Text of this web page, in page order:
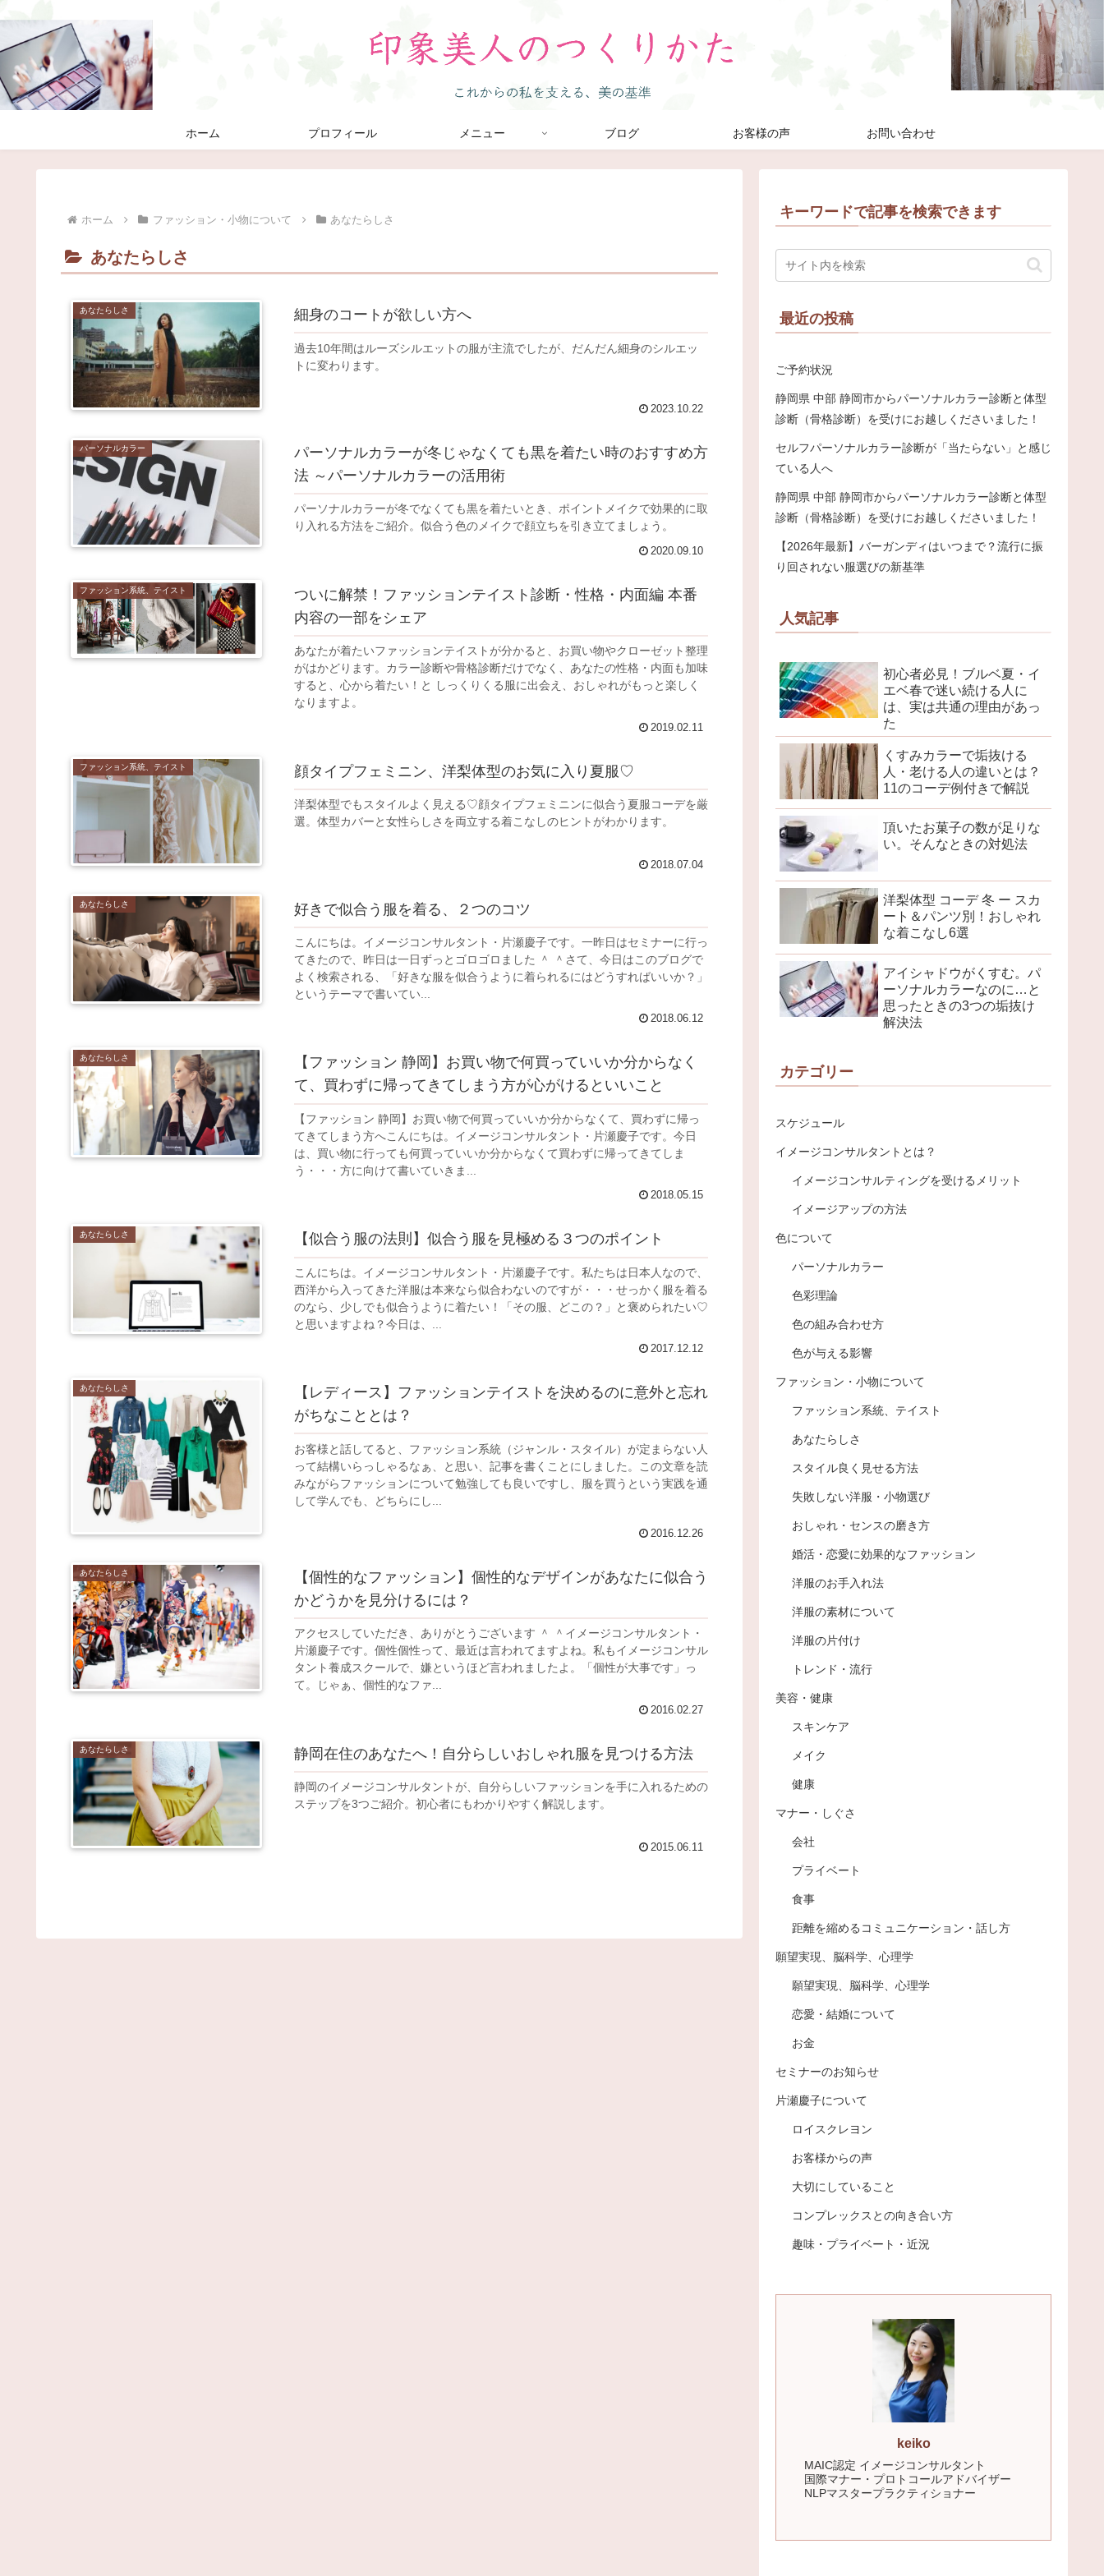
ホーム プロフィール メニュー ブログ お客様の声 お問い合わせ
ホーム ファッション・小物について あなたらしさ
あなたらしさ
あなたらしさ 細身のコートが欲しい方へ
過去10年間はルーズシルエットの服が主流でしたが、だんだん細身のシルエッ
トに変わります。
2023.10.22
パーソナルカラー
パーソナルカラーが冬じゃなくても黒を着たい時のおすすめ方
法 ～パーソナルカラーの活用術
パーソナルカラーが冬でなくても黒を着たいとき、ポイントメイクで効果的に取
り入れる方法をご紹介。似合う色のメイクで顔立ちを引き立てましょう。
2020.09.10
ファッション系統、テイスト
ついに解禁！ファッションテイスト診断・性格・内面編 本番
内容の一部をシェア
あなたが着たいファッションテイストが分かると、お買い物やクローゼット整理
がはかどります。カラー診断や骨格診断だけでなく、あなたの性格・内面も加味
すると、心から着たい！と しっくりくる服に出会え、おしゃれがもっと楽しく
なりますよ。
2019.02.11
ファッション系統、テイスト 顔タイプフェミニン、洋梨体型のお気に入り夏服♡
洋梨体型でもスタイルよく見える♡顔タイプフェミニンに似合う夏服コーデを厳
選。体型カバーと女性らしさを両立する着こなしのヒントがわかります。
2018.07.04
あなたらしさ 好きで似合う服を着る、２つのコツ
こんにちは。イメージコンサルタント・片瀬慶子です。一昨日はセミナーに行っ
てきたので、昨日は一日ずっとゴロゴロました ＾ ＾さて、今日はこのブログで
よく検索される、「好きな服を似合うように着られるにはどうすればいいか？」
というテーマで書いてい...
2018.06.12
あなたらしさ
【ファッション 静岡】お買い物で何買っていいか分からなく
て、買わずに帰ってきてしまう方が心がけるといいこと
【ファッション 静岡】お買い物で何買っていいか分からなくて、買わずに帰っ
てきてしまう方へこんにちは。イメージコンサルタント・片瀬慶子です。今日
は、買い物に行っても何買っていいか分からなくて買わずに帰ってきてしま
う・・・方に向けて書いていきま...
2018.05.15
あなたらしさ 【似合う服の法則】似合う服を見極める３つのポイント
こんにちは。イメージコンサルタント・片瀬慶子です。私たちは日本人なので、
西洋から入ってきた洋服は本来なら似合わないのですが・・・せっかく服を着る
のなら、少しでも似合うように着たい！「その服、どこの？」と褒められたい♡
と思いますよね？今日は、...
2017.12.12
あなたらしさ
【レディース】ファッションテイストを決めるのに意外と忘れ
がちなこととは？
お客様と話してると、ファッション系統（ジャンル・スタイル）が定まらない人
って結構いらっしゃるなぁ、と思い、記事を書くことにしました。この文章を読
みながらファッションについて勉強しても良いですし、服を買うという実践を通
して学んでも、どちらにし...
2016.12.26
あなたらしさ
【個性的なファッション】個性的なデザインがあなたに似合う
かどうかを見分けるには？
アクセスしていただき、ありがとうございます ＾ ＾イメージコンサルタント・
片瀬慶子です。個性個性って、最近は言われてますよね。私もイメージコンサル
タント養成スクールで、嫌というほど言われましたよ。「個性が大事です」っ
て。じゃぁ、個性的なファ...
2016.02.27
あなたらしさ 静岡在住のあなたへ！自分らしいおしゃれ服を見つける方法
静岡のイメージコンサルタントが、自分らしいファッションを手に入れるための
ステップを3つご紹介。初心者にもわかりやすく解説します。
2015.06.11
キーワードで記事を検索できます
最近の投稿
ご予約状況
静岡県 中部 静岡市からパーソナルカラー診断と体型
診断（骨格診断）を受けにお越しくださいました！
セルフパーソナルカラー診断が「当たらない」と感じ
ている人へ
静岡県 中部 静岡市からパーソナルカラー診断と体型
診断（骨格診断）を受けにお越しくださいました！
【2026年最新】バーガンディはいつまで？流行に振
り回されない服選びの新基準
人気記事
初心者必見！ブルベ夏・イ
エベ春で迷い続ける人に
は、実は共通の理由があっ
た
くすみカラーで垢抜ける
人・老ける人の違いとは？
11のコーデ例付きで解説
頂いたお菓子の数が足りな
い。そんなときの対処法
洋梨体型 コーデ 冬 ー スカ
ート＆パンツ別！おしゃれ
な着こなし6選
アイシャドウがくすむ。パ
ーソナルカラーなのに…と
思ったときの3つの垢抜け
解決法
カテゴリー
スケジュール
イメージコンサルタントとは？
イメージコンサルティングを受けるメリット
イメージアップの方法
色について
パーソナルカラー
色彩理論
色の組み合わせ方
色が与える影響
ファッション・小物について
ファッション系統、テイスト
あなたらしさ
スタイル良く見せる方法
失敗しない洋服・小物選び
おしゃれ・センスの磨き方
婚活・恋愛に効果的なファッション
洋服のお手入れ法
洋服の素材について
洋服の片付け
トレンド・流行
美容・健康
スキンケア
メイク
健康
マナー・しぐさ
会社
プライベート
食事
距離を縮めるコミュニケーション・話し方
願望実現、脳科学、心理学
願望実現、脳科学、心理学
恋愛・結婚について
お金
セミナーのお知らせ
片瀬慶子について
ロイスクレヨン
お客様からの声
大切にしていること
コンプレックスとの向き合い方
趣味・プライベート・近況
keiko
MAIC認定 イメージコンサルタント
国際マナー・プロトコールアドバイザー
NLPマスタープラクティショナー